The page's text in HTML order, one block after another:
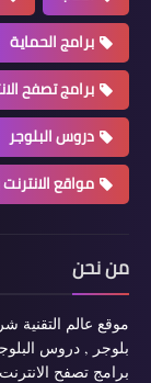
برامج الحماية
برامج تصفح
دروس البلوجر
مواقع الانترنت
من نحن
موقع عالم
بلوجر , دروس
برامج تصفح